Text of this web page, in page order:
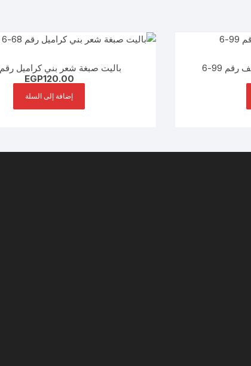
99-6
باليت صبغة شعر بني كراميل رقم 68-6
EGP120.00
إضافة إلى السلة